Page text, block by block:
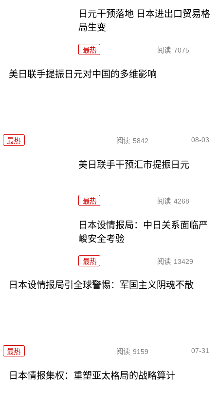
日元干预落地 日本进出口贸易格
局生变
最热 阅读 7075
美日联手提振日元对中国的多维影响
最热 阅读 5842 08-03
美日联手干预汇市提振日元
最热 阅读 4268
日本设情报局：中日关系面临严
峻安全考验
最热 阅读 13429
日本设情报局引全球警惕：军国主义阴魂不散
最热 阅读 9159 07-31
日本情报集权：重塑亚太格局的战略算计